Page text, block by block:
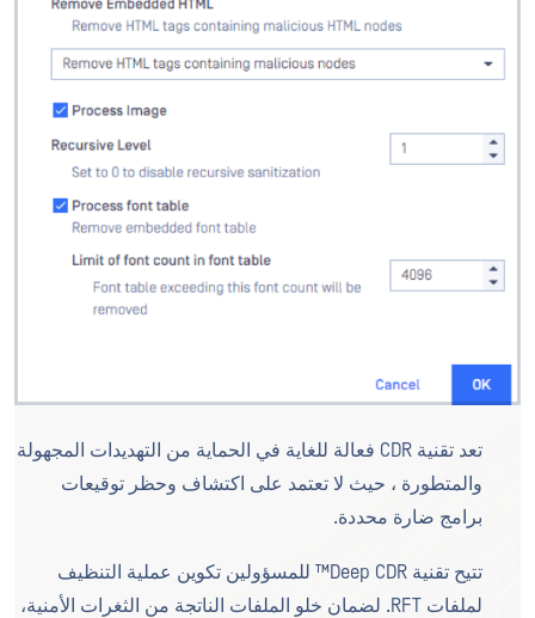
تعد تقنية CDR فعالة للغاية في الحماية من التهديدات المجهولة
والمتطورة ، حيث لا تعتمد على اكتشاف وحظر توقيعات
برامج ضارة محددة.
تتيح تقنية Deep CDR™ للمسؤولين تكوين عملية التنظيف
لملفات RFT. لضمان خلو الملفات الناتجة من الثغرات الأمنية،